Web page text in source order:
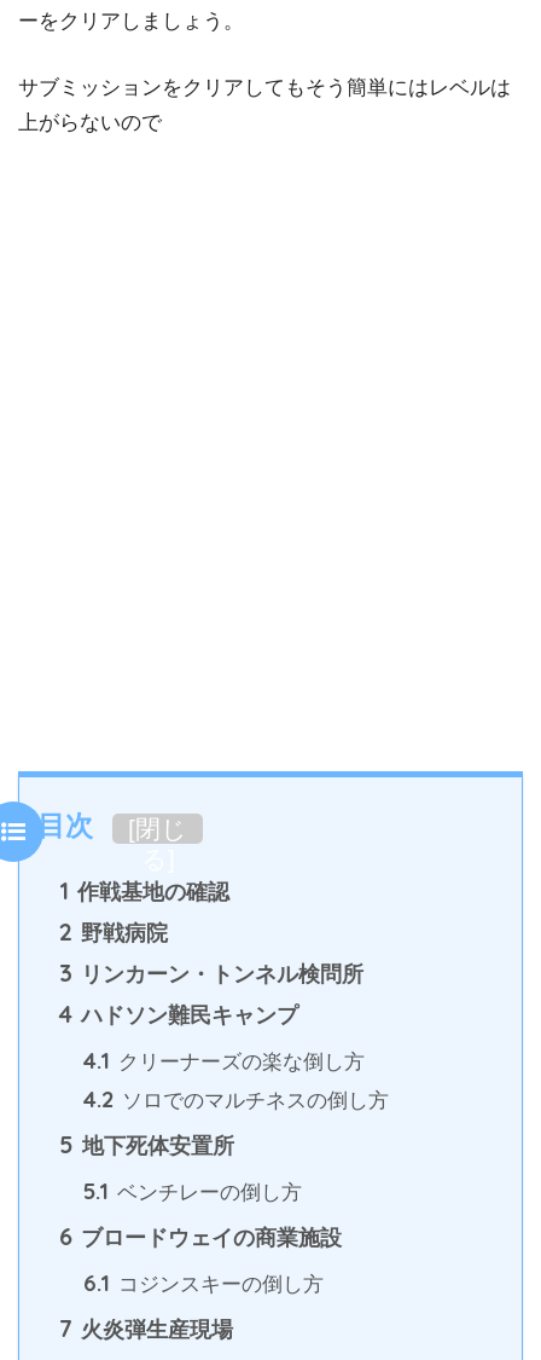
ーをクリアしましょう。
サブミッションをクリアしてもそう簡単にはレベルは
上がらないので
目次 [閉じ
1 作戦基地の確認
2 野戦病院
3 リンカーン・トンネル検問所
4 ハドソン難民キャンプ
4.1 クリーナーズの楽な倒し方
4.2 ソロでのマルチネスの倒し方
5 地下死体安置所
5.1 ベンチレーの倒し方
6 ブロードウェイの商業施設
6.1 コジンスキーの倒し方
7 火炎弾生産現場